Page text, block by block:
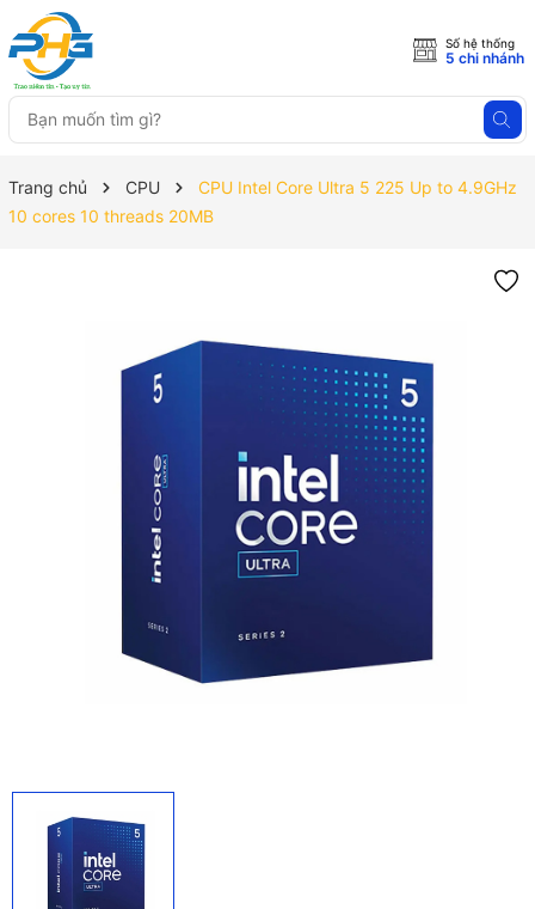
Số hệ thống
5 chi nhánh
Trang chủ CPU
CPU Intel Core Ultra 5 225 Up to 4.9GHz
10 cores 10 threads 20MB